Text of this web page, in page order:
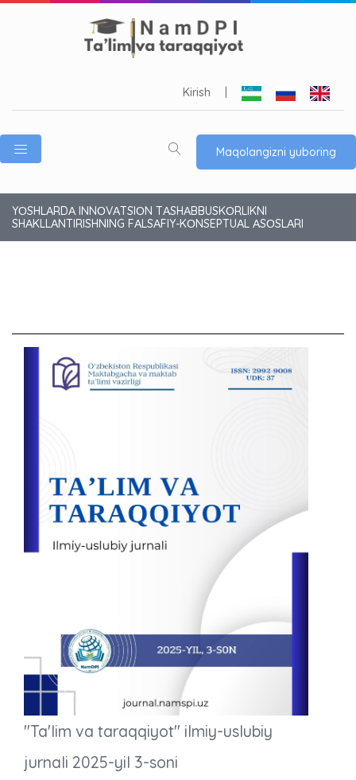
Kirish
Maqolangizni yuboring
YОSHLАRDА INNОVАTSIОN TАSHАBBUSKОRLIKNI
SHАKLLАNTIRISHNING FАLSАFIY-KОNSEPTUАL АSОSLАRI
"Ta'lim va taraqqiyot" ilmiy-uslubiy
jurnali 2025-yil 3-soni